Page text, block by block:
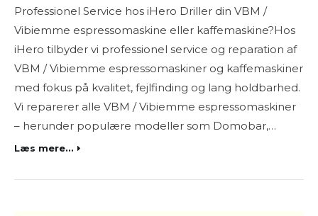
Professionel Service hos iHero Driller din VBM /
Vibiemme espressomaskine eller kaffemaskine?Hos
iHero tilbyder vi professionel service og reparation af
VBM / Vibiemme espressomaskiner og kaffemaskiner
med fokus på kvalitet, fejlfinding og lang holdbarhed.
Vi reparerer alle VBM / Vibiemme espressomaskiner
– herunder populære modeller som Domobar,…
Læs mere...